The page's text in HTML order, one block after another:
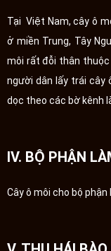
Tại Việt Nam, cây ô
ở miền Trung, Tây
môi rất đỗi thân
người dân lấy trái cây
dọc theo các bờ kênh
IV. BỘ PHẬN
Cây ô môi cho bộ phận